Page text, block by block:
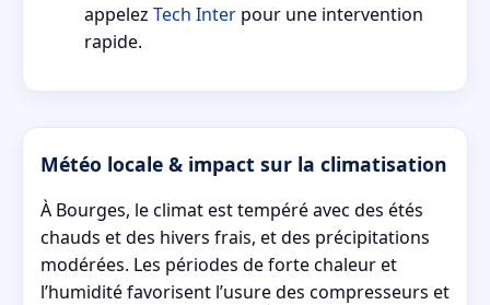
appelez Tech Inter pour une intervention
rapide.
Météo locale & impact sur la climatisation
À Bourges, le climat est tempéré avec des étés
chauds et des hivers frais, et des précipitations
modérées. Les périodes de forte chaleur et
l’humidité favorisent l’usure des compresseurs et